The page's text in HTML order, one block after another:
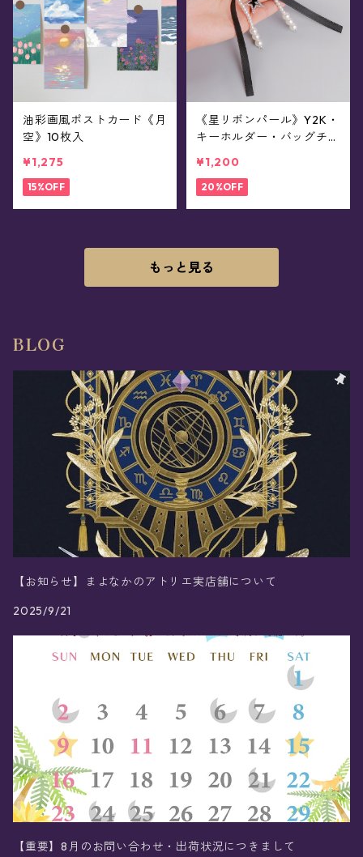
油彩画風ポストカード《月
空》10枚入
¥1,275
15%OFF
《星リボンパール》Y2K・
キーホルダー・バッグチャ
¥1,200
20%OFF
もっと見る
BLOG
【お知らせ】まよなかのアトリエ実店舗について
2025/9/21
【重要】8月のお問い合わせ・出荷状況につきまして